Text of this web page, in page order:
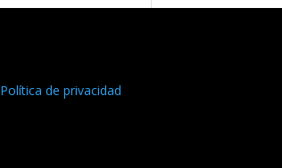
Política de privacidad